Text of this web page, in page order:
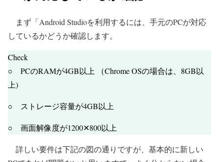
まず「Android Studioを利用するには、手元のPCが対応
しているかどうか確認します。
Check
○ PCのRAMが4GB以上 （Chrome OSの場合は、8GB以
上)
○ ストレージ容量が4GB以上
○ 画面解像度が1200✕800以上
詳しい要件は下記の図の通りですが、基本的に新しい